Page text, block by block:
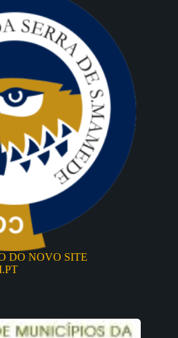
DO NOVO SITE